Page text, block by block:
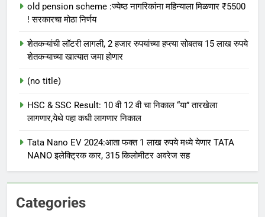
old pension scheme :ज्येष्ठ नागरिकांना महिन्याला मिळणार ₹5500
! सरकारचा मोठा निर्णय
शेतकऱ्यांची लॉटरी लागली, 2 हजार रुपयांच्या हप्त्या सोबतच 15 लाख रुपये
शेतकऱ्याच्या खात्यात जमा होणार
(no title)
HSC & SSC Result: 10 वी 12 वी चा निकाल “या” तारखेला
लागणार,येथे पहा कधी लागणार निकाल
Tata Nano EV 2024:आता फक्त 1 लाख रुपये मध्ये येणार TATA
NANO इलेक्ट्रिक कार, 315 किलोमीटर अवरेज सह
Categories